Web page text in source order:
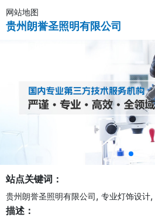
网站地图
贵州朗誉圣照明有限公司
站点关键词：
贵州朗誉圣照明有限公司, 专业灯饰设计,
描述：